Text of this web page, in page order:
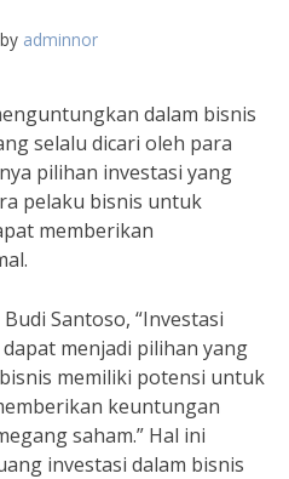
by adminnor
dalam bisnis
selalu dicari oleh para
pilihan investasi yang
pelaku bisnis untuk
memberikan
Santoso, “Investasi
menjadi pilihan yang
memiliki potensi untuk
keuntungan
saham.” Hal ini
investasi dalam bisnis